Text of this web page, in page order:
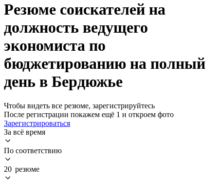
Резюме соискателей на
должность ведущего
экономиста по
бюджетированию на полный
день в Бердюжье
Чтобы видеть все резюме, зарегистрируйтесь
После регистрации покажем ещё 1 и откроем фото
Зарегистрироваться
За всё время
По соответствию
20 резюме